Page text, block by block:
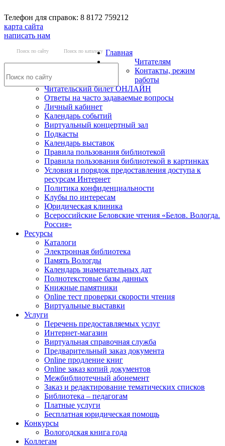
Телефон для справок: 8 8172 759212
карта сайта
написать нам
Поиск по сайту Поиск по каталогу Главная
Читателям
Контакты, режим
работы
Читательский билет ОНЛАЙН
Ответы на часто задаваемые вопросы
Личный кабинет
Календарь событий
Виртуальный концертный зал
Подкасты
Календарь выставок
Правила пользования библиотекой
Правила пользования библиотекой в картинках
Условия и порядок предоставления доступа к
ресурсам Интернет
Политика конфиденциальности
Клубы по интересам
Юридическая клиника
Всероссийские Беловские чтения «Белов. Вологда.
Россия»
Ресурсы
Каталоги
Электронная библиотека
Память Вологды
Календарь знаменательных дат
Полнотекстовые базы данных
Книжные памятники
Online тест проверки скорости чтения
Виртуальные выставки
Услуги
Перечень предоставляемых услуг
Интернет-магазин
Виртуальная справочная служба
Предварительный заказ документа
Online продление книг
Online заказ копий документов
Межбиблиотечный абонемент
Заказ и редактирование тематических списков
Библиотека – педагогам
Платные услуги
Бесплатная юридическая помощь
Конкурсы
Вологодская книга года
Коллегам